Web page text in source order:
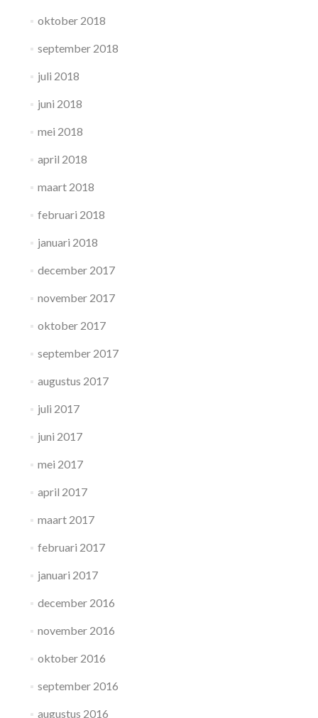
oktober 2018
september 2018
juli 2018
juni 2018
mei 2018
april 2018
maart 2018
februari 2018
januari 2018
december 2017
november 2017
oktober 2017
september 2017
augustus 2017
juli 2017
juni 2017
mei 2017
april 2017
maart 2017
februari 2017
januari 2017
december 2016
november 2016
oktober 2016
september 2016
augustus 2016